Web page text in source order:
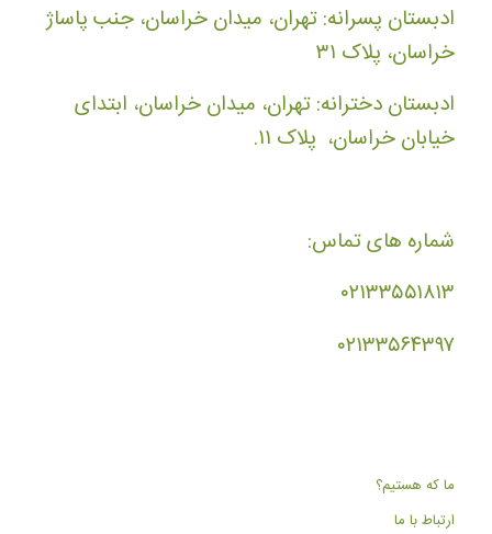
ادبستان پسرانه: تهران، میدان خراسان، جنب پاساژ
خراسان، پلاک ۳۱
ادبستان دخترانه: تهران، میدان خراسان، ابتدای
خیابان خراسان، پلاک ۱۱.
شماره های تماس:
۰۲۱۳۳۵۵۱۸۱۳
۰۲۱۳۳۵۶۴۳۹۷
ما که هستیم؟
ارتباط با ما